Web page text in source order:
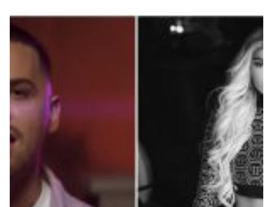
“Locos” në vendin e parë, kjo javë ka ndryshuar pasi
ështrë Dhurataa Dora dhe Azet që kanë zënë vendin e
parë, duke u...